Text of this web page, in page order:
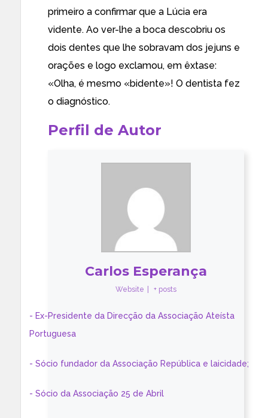
primeiro a confirmar que a Lúcia era
vidente. Ao ver-lhe a boca descobriu os
dois dentes que lhe sobravam dos jejuns e
orações e logo exclamou, em êxtase:
«Olha, é mesmo «bidente»! O dentista fez
o diagnóstico.
Perfil de Autor
Carlos Esperança
Website + posts
- Ex-Presidente da Direcção da Associação Ateísta
Portuguesa
- Sócio fundador da Associação República e laicidade;
- Sócio da Associação 25 de Abril